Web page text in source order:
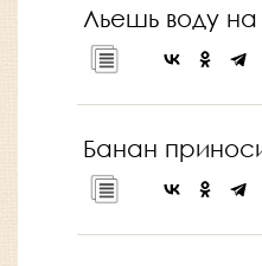
Льешь воду на
Банан